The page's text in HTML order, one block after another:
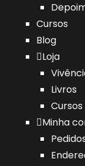
Cursos
Blog
Loja
Livros
Cursos
Minha